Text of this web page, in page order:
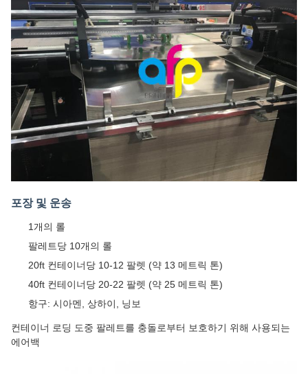
포장 및 운송
1개의 롤
팔레트당 10개의 롤
20ft 컨테이너당 10-12 팔렛 (약 13 메트릭 톤)
40ft 컨테이너당 20-22 팔렛 (약 25 메트릭 톤)
항구: 시아멘, 상하이, 닝보
컨테이너 로딩 도중 팔레트를 충돌로부터 보호하기 위해 사용되는
에어백